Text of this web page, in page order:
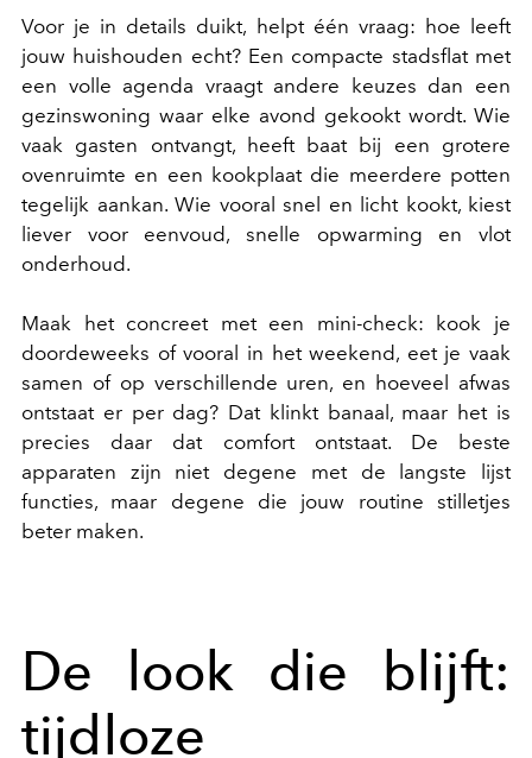
Voor je in details duikt, helpt één vraag: hoe leeft
jouw huishouden echt? Een compacte stadsflat met
een volle agenda vraagt andere keuzes dan een
gezinswoning waar elke avond gekookt wordt. Wie
vaak gasten ontvangt, heeft baat bij een grotere
ovenruimte en een kookplaat die meerdere potten
tegelijk aankan. Wie vooral snel en licht kookt, kiest
liever voor eenvoud, snelle opwarming en vlot
onderhoud.
Maak het concreet met een mini-check: kook je
doordeweeks of vooral in het weekend, eet je vaak
samen of op verschillende uren, en hoeveel afwas
ontstaat er per dag? Dat klinkt banaal, maar het is
precies daar dat comfort ontstaat. De beste
apparaten zijn niet degene met de langste lijst
functies, maar degene die jouw routine stilletjes
beter maken.
De look die blijft:
tijdloze